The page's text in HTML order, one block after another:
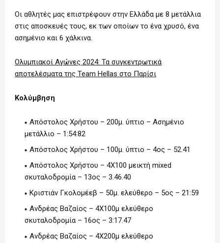
Οι αθλητές μας επιστρέφουν στην Ελλάδα με 8 μετάλλια
στις αποσκευές τους, εκ των οποίων το ένα χρυσό, ένα
ασημένιο και 6 χάλκινα.
Ολυμπιακοί Αγώνες 2024: Τα συγκεντρωτικά
αποτελέσματα της Team Hellas στο Παρίσι
Κολύμβηση
Απόστολος Χρήστου – 200μ. ύπτιο – Ασημένιο
μετάλλιο – 1:54:82
Απόστολος Χρήστου – 100μ. ύπτιο – 4ος – 52.41
Απόστολος Χρήστου – 4Χ100 μεικτή mixed
σκυταλοδρομία – 13ος – 3.46.40
Κριστιάν Γκολομέεβ – 50μ. ελεύθερο – 5ος – 21:59
Ανδρέας Βαζαίος – 4Χ100μ ελεύθερο
σκυταλοδρομία – 16ος – 3:17.47
Ανδρέας Βαζαίος – 4Χ200μ ελεύθερο